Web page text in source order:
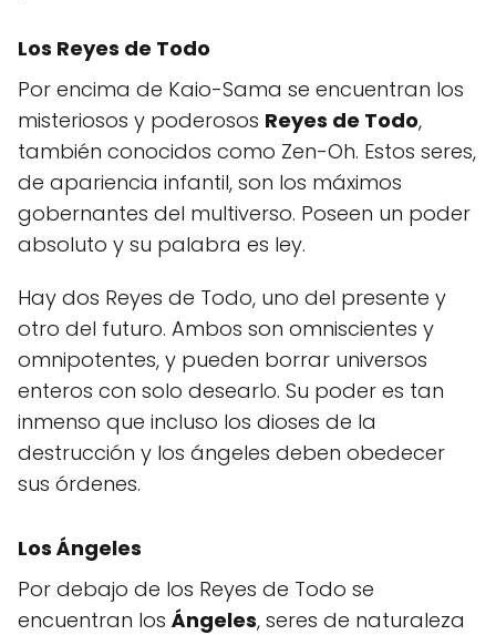
Los Reyes de Todo
Por encima de Kaio-Sama se encuentran los
misteriosos y poderosos Reyes de Todo,
también conocidos como Zen-Oh. Estos seres,
de apariencia infantil, son los máximos
gobernantes del multiverso. Poseen un poder
absoluto y su palabra es ley.
Hay dos Reyes de Todo, uno del presente y
otro del futuro. Ambos son omniscientes y
omnipotentes, y pueden borrar universos
enteros con solo desearlo. Su poder es tan
inmenso que incluso los dioses de la
destrucción y los ángeles deben obedecer
sus órdenes.
Los Ángeles
Por debajo de los Reyes de Todo se
encuentran los Ángeles, seres de naturaleza